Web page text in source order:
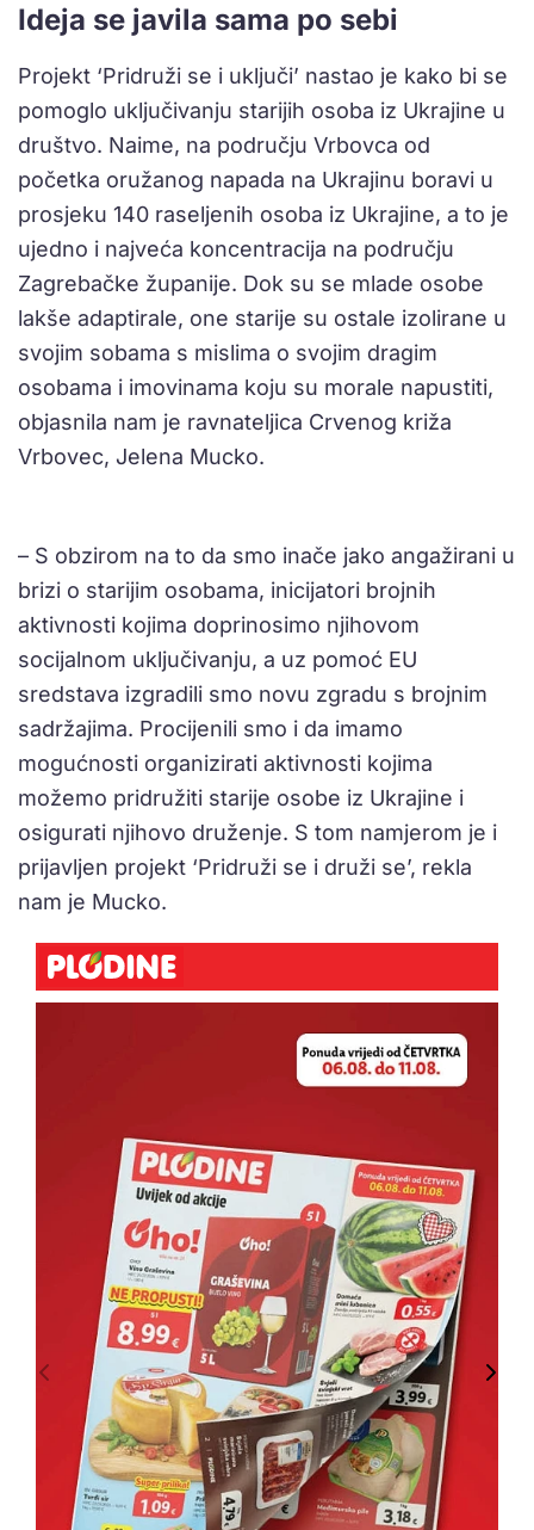
Ideja se javila sama po sebi
Projekt ‘Pridruži se i uključi’ nastao je kako bi se
pomoglo uključivanju starijih osoba iz Ukrajine u
društvo. Naime, na području Vrbovca od
početka oružanog napada na Ukrajinu boravi u
prosjeku 140 raseljenih osoba iz Ukrajine, a to je
ujedno i najveća koncentracija na području
Zagrebačke županije. Dok su se mlade osobe
lakše adaptirale, one starije su ostale izolirane u
svojim sobama s mislima o svojim dragim
osobama i imovinama koju su morale napustiti,
objasnila nam je ravnateljica Crvenog križa
Vrbovec, Jelena Mucko.
– S obzirom na to da smo inače jako angažirani u
brizi o starijim osobama, inicijatori brojnih
aktivnosti kojima doprinosimo njihovom
socijalnom uključivanju, a uz pomoć EU
sredstava izgradili smo novu zgradu s brojnim
sadržajima. Procijenili smo i da imamo
mogućnosti organizirati aktivnosti kojima
možemo pridružiti starije osobe iz Ukrajine i
osigurati njihovo druženje. S tom namjerom je i
prijavljen projekt ‘Pridruži se i druži se’, rekla
nam je Mucko.